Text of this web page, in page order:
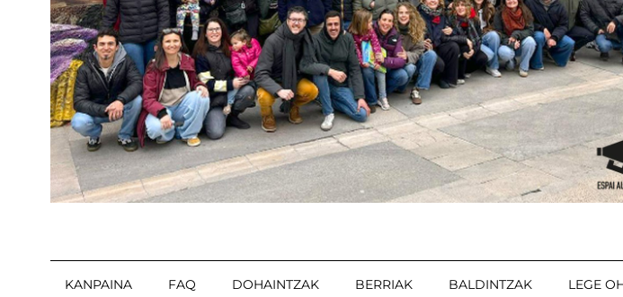
KANPAINA FAQ DOHAINTZAK BERRIAK BALDINTZAK LEGE